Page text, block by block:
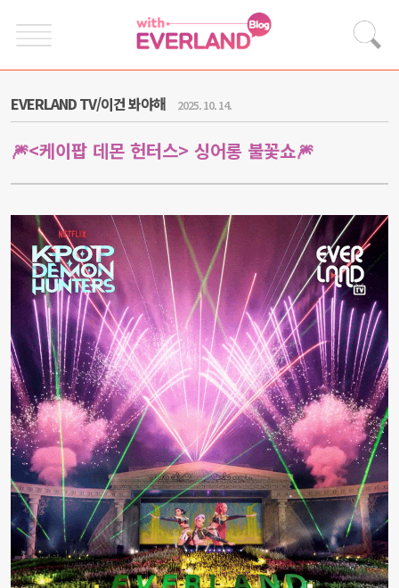
EVERLAND TV/이건 봐야해 2025. 10. 14.
🎆<케이팝 데몬 헌터스> 싱어롱 불꽃쇼🎆